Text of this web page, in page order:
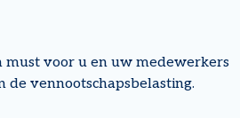
must voor u en uw medewerkers
vennootschapsbelasting.